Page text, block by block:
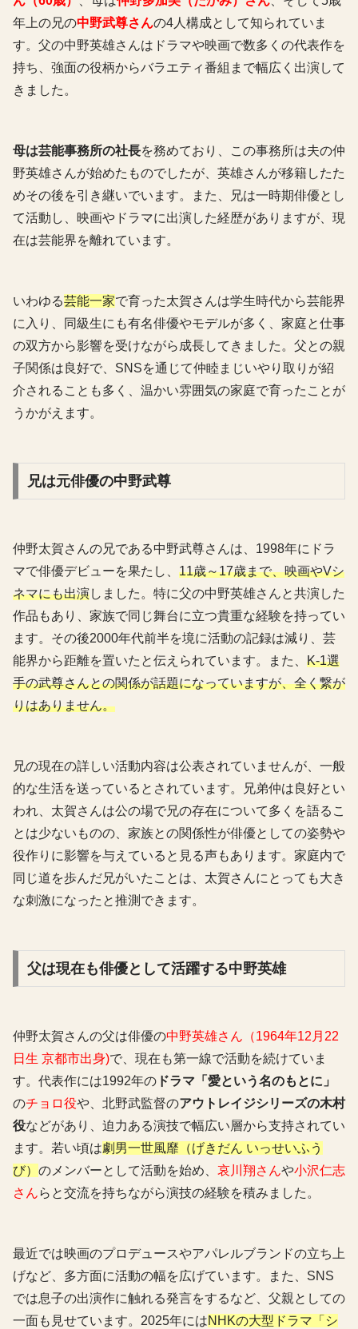
年上の兄の中野武尊さんの4人構成として知られていま
す。父の中野英雄さんはドラマや映画で数多くの代表作を
持ち、強面の役柄からバラエティ番組まで幅広く出演して
きました。
母は芸能事務所の社長を務めており、この事務所は夫の仲
野英雄さんが始めたものでしたが、英雄さんが移籍したた
めその後を引き継いでいます。また、兄は一時期俳優とし
て活動し、映画やドラマに出演した経歴がありますが、現
在は芸能界を離れています。
いわゆる芸能一家で育った太賀さんは学生時代から芸能界
に入り、同級生にも有名俳優やモデルが多く、家庭と仕事
の双方から影響を受けながら成長してきました。父との親
子関係は良好で、SNSを通じて仲睦まじいやり取りが紹
介されることも多く、温かい雰囲気の家庭で育ったことが
うかがえます。
兄は元俳優の中野武尊
仲野太賀さんの兄である中野武尊さんは、1998年にドラ
マで俳優デビューを果たし、 11歳～17歳まで、映画やVシ
ネマにも出演しました。特に父の中野英雄さんと共演した
作品もあり、家族で同じ舞台に立つ貴重な経験を持ってい
ます。その後2000年代前半を境に活動の記録は減り、芸
能界から距離を置いたと伝えられています。また、 K-1選
手の武尊さんとの関係が話題になっていますが、全く繋が
りはありません。
兄の現在の詳しい活動内容は公表されていませんが、一般
的な生活を送っているとされています。兄弟仲は良好とい
われ、太賀さんは公の場で兄の存在について多くを語るこ
とは少ないものの、家族との関係性が俳優としての姿勢や
役作りに影響を与えていると見る声もあります。家庭内で
同じ道を歩んだ兄がいたことは、太賀さんにとっても大き
な刺激になったと推測できます。
父は現在も俳優として活躍する中野英雄
仲野太賀さんの父は俳優の中野英雄さん（1964年12月22
日生 京都市出身)で、現在も第一線で活動を続けていま
す。代表作には1992年の ドラマ「愛という名のもとに」
のチョロ役や、北野武監督のアウトレイジシリーズの木村
役などがあり、迫力ある演技で幅広い層から支持されてい
ます。若い頃は劇男一世風靡（げきだん いっせいふう
び） のメンバーとして活動を始め、 哀川翔さんや小沢仁志
さんらと交流を持ちながら演技の経験を積みました。
最近では映画のプロデュースやアパレルブランドの立ち上
げなど、多方面に活動の幅を広げています。また、SNS
では息子の出演作に触れる発言をするなど、父親としての
一面も見せています。2025年にはNHKの大型ドラマ「シ